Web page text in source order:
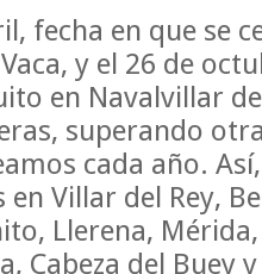
fecha en que se
y el 26 de
en Navalvillar
superando
cada año.
Villar del Rey,
Llerena,
Cabeza del Buey